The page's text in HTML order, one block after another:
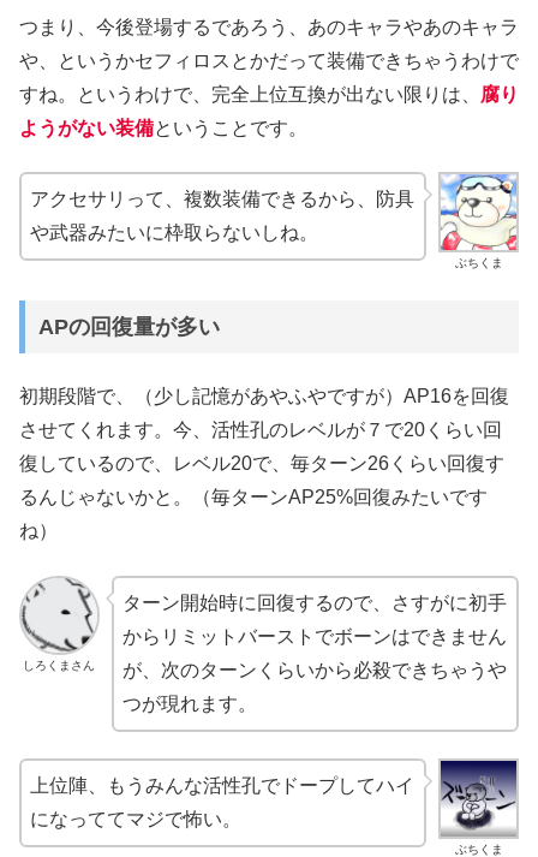
つまり、今後登場するであろう、あのキャラやあのキャラ
や、というかセフィロスとかだって装備できちゃうわけで
すね。というわけで、完全上位互換が出ない限りは、 腐り
ようがない装備ということです。
ぶちくま
アクセサリって、複数装備できるから、防具
や武器みたいに枠取らないしね。
APの回復量が多い
初期段階で、（少し記憶があやふやですが）AP16を回復
させてくれます。今、活性孔のレベルが７で20くらい回
復しているので、レベル20で、毎ターン26くらい回復す
るんじゃないかと。（毎ターンAP25%回復みたいです
ね）
しろくまさん
ターン開始時に回復するので、さすがに初手
からリミットバーストでボーンはできません
が、次のターンくらいから必殺できちゃうや
つが現れます。
ぶちくま
上位陣、もうみんな活性孔でドープしてハイ
になっててマジで怖い。